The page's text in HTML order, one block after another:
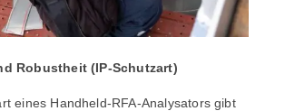
Robustheit (IP-Schutzart)
eines Handheld-RFA-Analysators gibt